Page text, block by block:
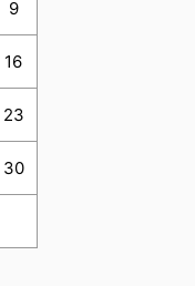
9
16
23
30